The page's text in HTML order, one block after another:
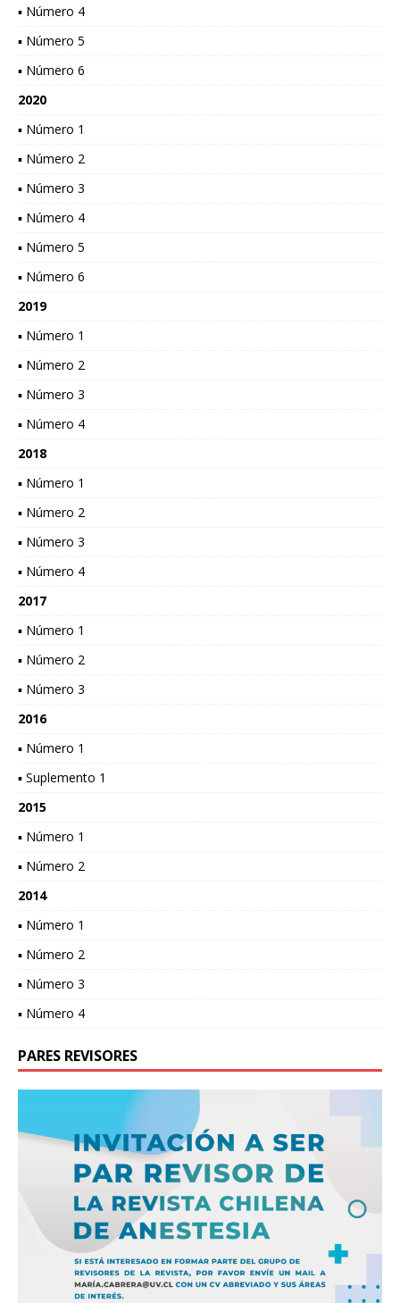
▪ Número 4
▪ Número 5
▪ Número 6
2020
▪ Número 1
▪ Número 2
▪ Número 3
▪ Número 4
▪ Número 5
▪ Número 6
2019
▪ Número 1
▪ Número 2
▪ Número 3
▪ Número 4
2018
▪ Número 1
▪ Número 2
▪ Número 3
▪ Número 4
2017
▪ Número 1
▪ Número 2
▪ Número 3
2016
▪ Número 1
▪ Suplemento 1
2015
▪ Número 1
▪ Número 2
2014
▪ Número 1
▪ Número 2
▪ Número 3
▪ Número 4
PARES REVISORES